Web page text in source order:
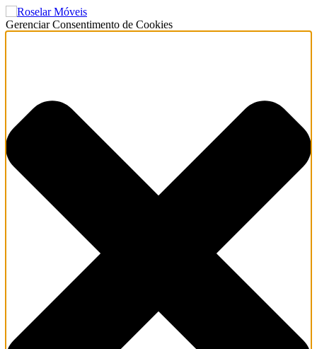
Gerenciar Consentimento de Cookies